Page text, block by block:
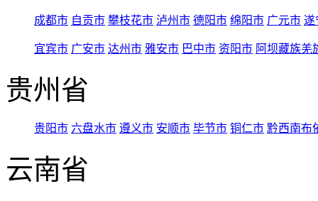
成都市 自贡市 攀枝花市 泸州市 德阳市 绵阳市 广元市 遂
宜宾市 广安市 达州市 雅安市 巴中市 资阳市 阿坝藏族羌
贵州省
贵阳市 六盘水市 遵义市 安顺市 毕节市 铜仁市 黔西南布
云南省